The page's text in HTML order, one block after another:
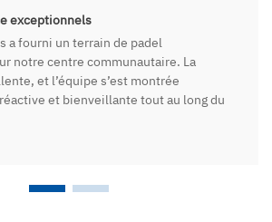
exceptionnels
a fourni un terrain de padel
notre centre communautaire. La
et l’équipe s’est montrée
et bienveillante tout au long du